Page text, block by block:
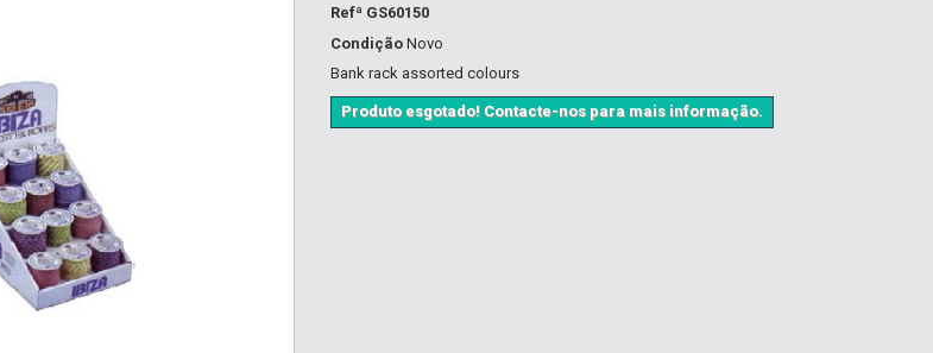
Refª GS60150
Condição Novo
Bank rack assorted colours
Produto esgotado! Contacte-nos para mais informação.